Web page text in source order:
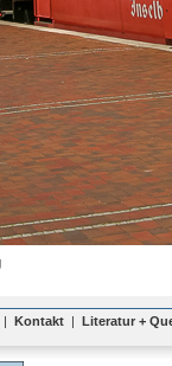
| Kontakt | Literatur +